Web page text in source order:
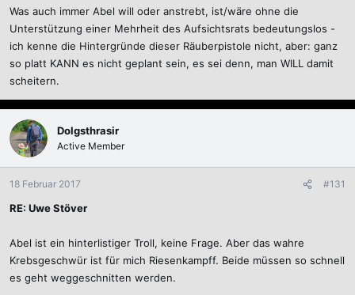
Was auch immer Abel will oder anstrebt, ist/wäre ohne die
Unterstützung einer Mehrheit des Aufsichtsrats bedeutungslos -
ich kenne die Hintergründe dieser Räuberpistole nicht, aber: ganz
so platt KANN es nicht geplant sein, es sei denn, man WILL damit
scheitern.
Dolgsthrasir
Active Member
18 Februar 2017 #131
RE: Uwe Stöver
Abel ist ein hinterlistiger Troll, keine Frage. Aber das wahre
Krebsgeschwür ist für mich Riesenkampff. Beide müssen so schnell
es geht weggeschnitten werden.